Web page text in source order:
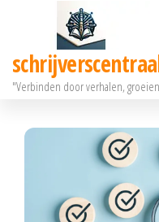
de"Verbinden door verhalen,